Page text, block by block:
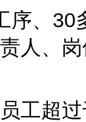
序、
人、
工超